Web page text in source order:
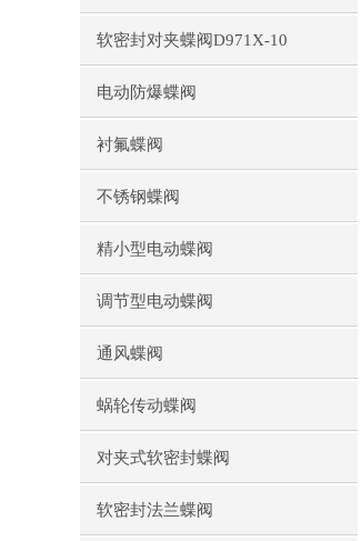
软密封对夹蝶阀D971X-10
电动防爆蝶阀
衬氟蝶阀
不锈钢蝶阀
精小型电动蝶阀
调节型电动蝶阀
通风蝶阀
蜗轮传动蝶阀
对夹式软密封蝶阀
软密封法兰蝶阀